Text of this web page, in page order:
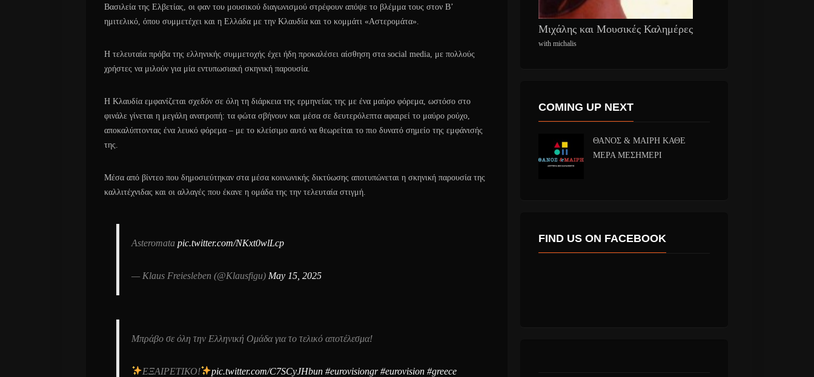
Βασιλεία της Ελβετίας, οι φαν του μουσικού διαγωνισμού στρέφουν απόψε το βλέμμα τους στον Β’
ημιτελικό, όπου συμμετέχει και η Ελλάδα με την Κλαυδία και το κομμάτι «Αστερομάτα».
Η τελευταία πρόβα της ελληνικής συμμετοχής έχει ήδη προκαλέσει αίσθηση στα social media, με πολλούς
χρήστες να μιλούν για μία εντυπωσιακή σκηνική παρουσία.
Η Κλαυδία εμφανίζεται σχεδόν σε όλη τη διάρκεια της ερμηνείας της με ένα μαύρο φόρεμα, ωστόσο στο
φινάλε γίνεται η μεγάλη ανατροπή: τα φώτα σβήνουν και μέσα σε δευτερόλεπτα αφαιρεί το μαύρο ρούχο,
αποκαλύπτοντας ένα λευκό φόρεμα – με το κλείσιμο αυτό να θεωρείται το πιο δυνατό σημείο της εμφάνισής
της.
Μέσα από βίντεο που δημοσιεύτηκαν στα μέσα κοινωνικής δικτύωσης αποτυπώνεται η σκηνική παρουσία της
καλλιτέχνιδας και οι αλλαγές που έκανε η ομάδα της την τελευταία στιγμή.
Asteromata pic.twitter.com/NKxt0wlLcp
— Klaus Freiesleben (@Klausfigu) May 15, 2025
Μπράβο σε όλη την Ελληνική Ομάδα για το τελικό αποτέλεσμα!
ΕΞΑΙΡΕΤΙΚΟ! pic.twitter.com/C7SCyJHbun #eurovisiongr #eurovision #greece
Μιχάλης και Μουσικές Καλημέρες
with michalis
COMING UP NEXT
ΘΑΝΟΣ & ΜΑΙΡΗ ΚΑΘΕ
ΜΕΡΑ ΜΕΣΗΜΕΡΙ
FIND US ON FACEBOOK